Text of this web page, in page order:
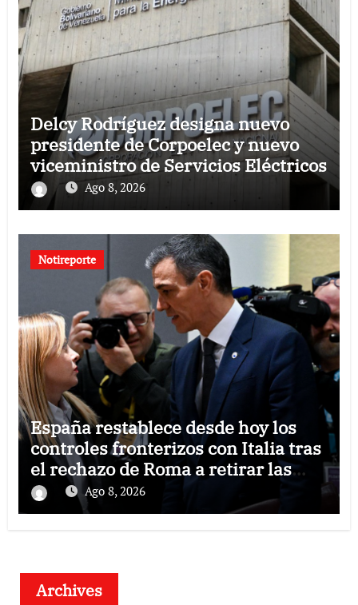
Delcy Rodríguez designa nuevo
presidente de Corpoelec y nuevo
viceministro de Servicios Eléctricos
Ago 8, 2026
Notireporte
España restablece desde hoy los
controles fronterizos con Italia tras
el rechazo de Roma a retirar las
restricciones
Ago 8, 2026
Archives